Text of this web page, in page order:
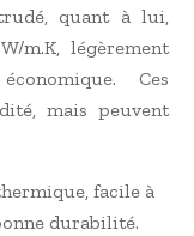
quant à lui,
m.K, légèrement
Ces
mais peuvent
facile à
durabilité.